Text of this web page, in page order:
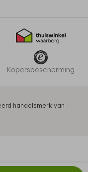
Kopersbescherming
handelsmerk van